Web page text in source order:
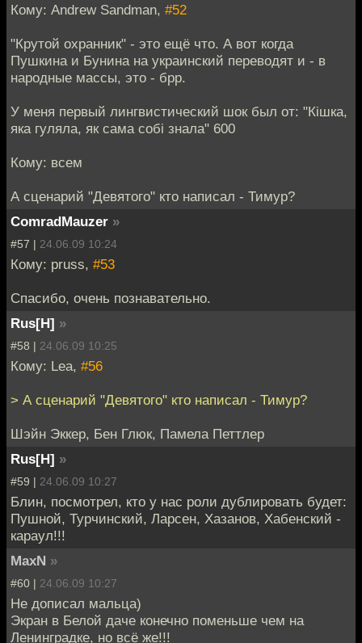
Кому: Andrew Sandman, #52
"Крутой охранник" - это ещё что. А вот когда
Пушкина и Бунина на украинский переводят и - в
народные массы, это - брр.
У меня первый лингвистический шок был от: "Кiшка,
яка гуляла, як сама собi знала" 600
Кому: всем
А сценарий "Девятого" кто написал - Тимур?
ComradMauzer »
#57 | 24.06.09 10:24
Кому: pruss, #53
Спасибо, очень познавательно.
Rus[H] »
#58 | 24.06.09 10:25
Кому: Lea, #56
> А сценарий "Девятого" кто написал - Тимур?
Шэйн Эккер, Бен Глюк, Памела Петтлер
Rus[H] »
#59 | 24.06.09 10:27
Блин, посмотрел, кто у нас роли дублировать будет:
Пушной, Турчинский, Ларсен, Хазанов, Хабенский -
караул!!!
MaxN »
#60 | 24.06.09 10:27
Не дописал мальца)
Экран в Белой даче конечно поменьше чем на
Ленинградке, но всё же!!!